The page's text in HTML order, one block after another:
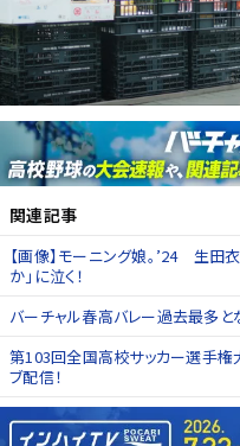
関連記事
【画像】モーニング娘。’24 生田
か」に泣く！
バーチャル春高バレー過去最多と
第103回全国高校サッカー選手権
ブ配信！